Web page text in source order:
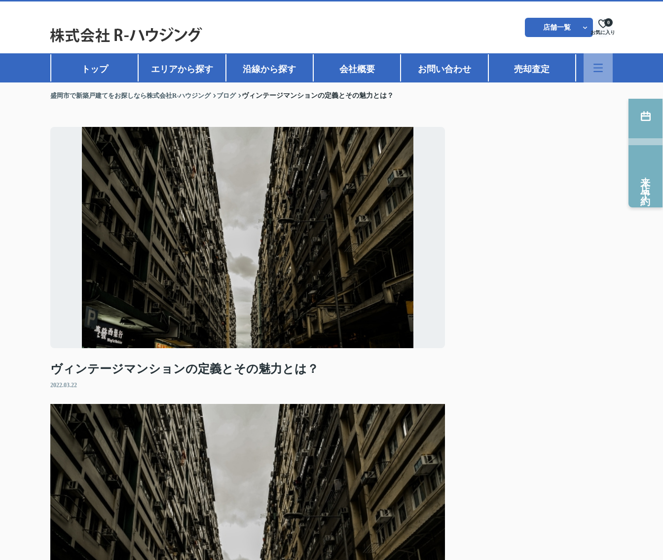
店舗一覧
お気に入り
0
トップ エリアから探す 沿線から探す 会社概要 お問い合わせ 売却査定
盛岡市で新築戸建てをお探しなら株式会社R-ハウジング ブログ ヴィンテージマンションの定義とその魅力とは？
ヴィンテージマンションの定義とその魅力とは？
2022.03.22
来店予約